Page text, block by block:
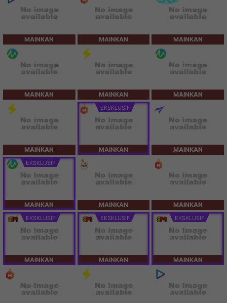
MAINKAN MAINKAN MAINKAN
MAINKAN MAINKAN MAINKAN
MAINKAN
EKSKLUSIF
MAINKAN MAINKAN
EKSKLUSIF
MAINKAN MAINKAN MAINKAN
EKSKLUSIF
MAINKAN
EKSKLUSIF
MAINKAN
EKSKLUSIF
MAINKAN